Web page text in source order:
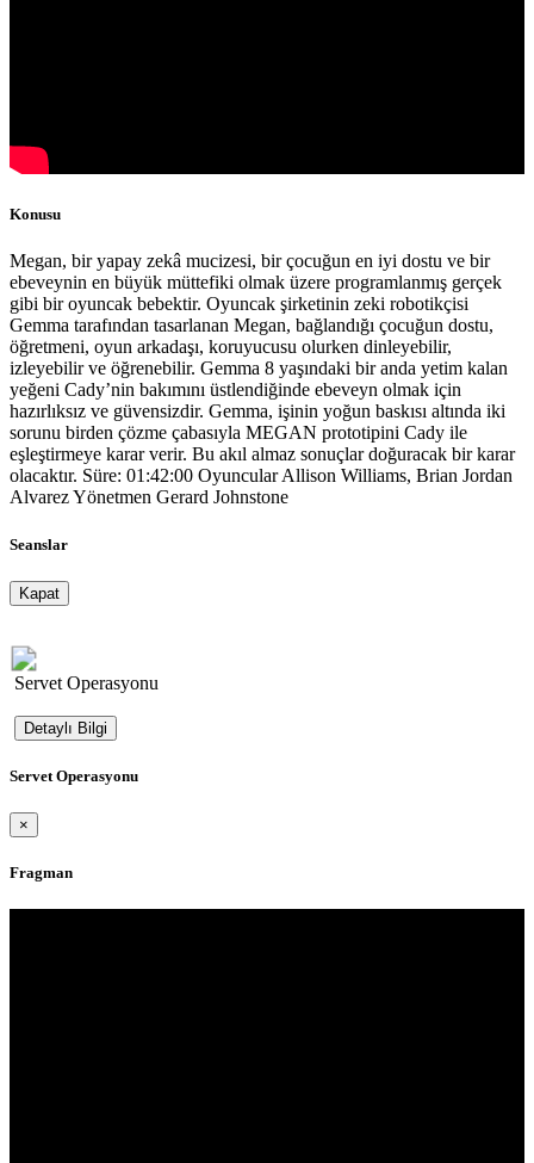
Konusu
Megan, bir yapay zekâ mucizesi, bir çocuğun en iyi dostu ve bir
ebeveynin en büyük müttefiki olmak üzere programlanmış gerçek
gibi bir oyuncak bebektir. Oyuncak şirketinin zeki robotikçisi
Gemma tarafından tasarlanan Megan, bağlandığı çocuğun dostu,
öğretmeni, oyun arkadaşı, koruyucusu olurken dinleyebilir,
izleyebilir ve öğrenebilir. Gemma 8 yaşındaki bir anda yetim kalan
yeğeni Cady’nin bakımını üstlendiğinde ebeveyn olmak için
hazırlıksız ve güvensizdir. Gemma, işinin yoğun baskısı altında iki
sorunu birden çözme çabasıyla MEGAN prototipini Cady ile
eşleştirmeye karar verir. Bu akıl almaz sonuçlar doğuracak bir karar
olacaktır. Süre: 01:42:00 Oyuncular Allison Williams, Brian Jordan
Alvarez Yönetmen Gerard Johnstone
Seanslar
Kapat
Servet Operasyonu
Detaylı Bilgi
Servet Operasyonu
×
Fragman